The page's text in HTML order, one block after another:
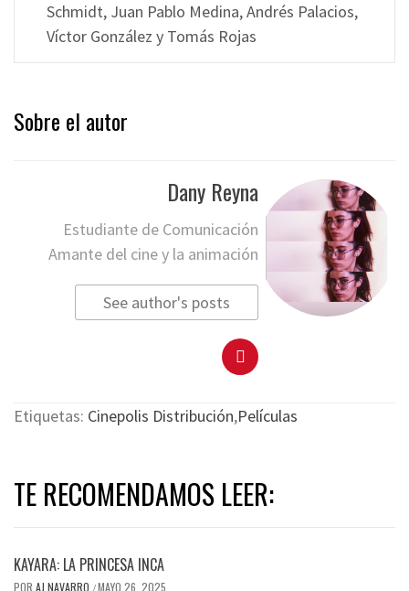
Schmidt, Juan Pablo Medina, Andrés Palacios,
Víctor González y Tomás Rojas
Sobre el autor
Dany Reyna
Estudiante de Comunicación
Amante del cine y la animación
See author's posts
Etiquetas: Cinepolis Distribución,Películas
TE RECOMENDAMOS LEER:
KAYARA: LA PRINCESA INCA
POR AJ NAVARRO /MAYO 26, 2025